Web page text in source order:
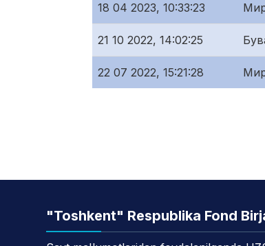
18 04 2023, 10:33:23
21 10 2022, 14:02:25
22 07 2022, 15:21:28
"Toshkent" Respublika Fond